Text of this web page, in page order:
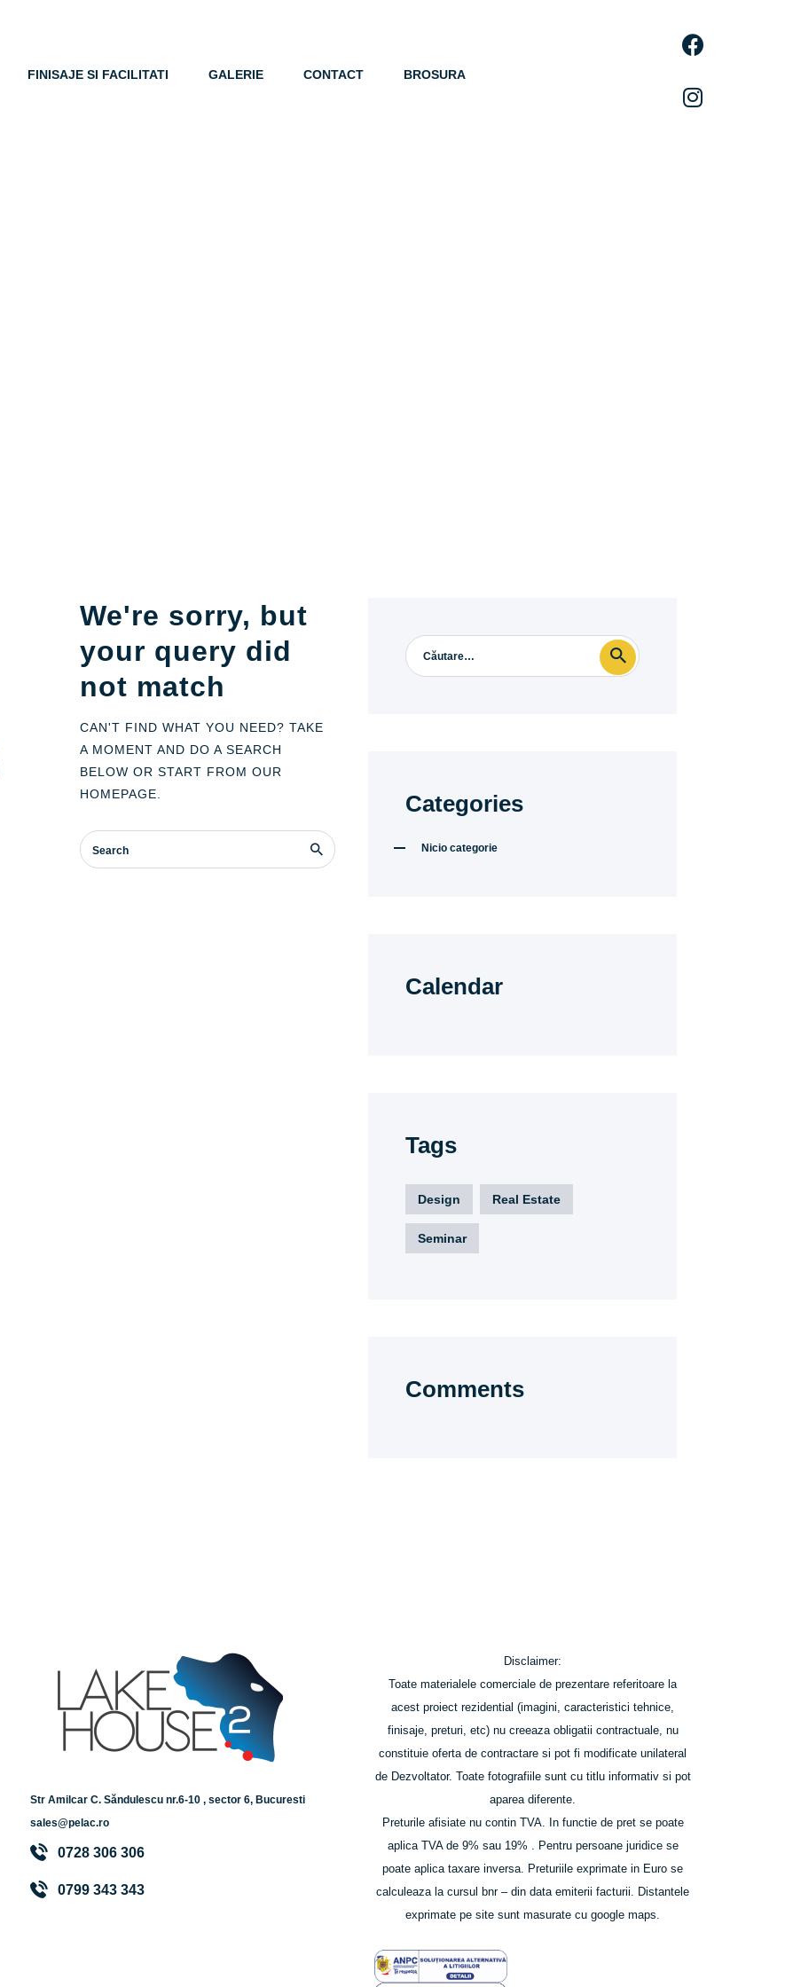
FINISAJE SI FACILITATI GALERIE CONTACT BROSURA
We're sorry, but
your query did
not match
CAN'T FIND WHAT YOU NEED? TAKE
A MOMENT AND DO A SEARCH
BELOW OR START FROMOUR
HOMEPAGE. Categories
Nicio categorie
Calendar
Tags
Design Real Estate
Seminar
Comments
Str Amilcar C. Săndulescu nr.6-10 , sector 6, Bucuresti
sales@pelac.ro
0728 306 306
0799 343 343
Disclaimer:
Toate materialele comerciale de prezentare referitoare la
acest proiect rezidential (imagini, caracteristici tehnice,
finisaje, preturi, etc) nu creeaza obligatii contractuale, nu
constituie oferta de contractare si pot fi modificate unilateral
de Dezvoltator. Toate fotografiile sunt cu titlu informativ si pot
aparea diferente.
Preturile afisiate nu contin TVA. In functie de pret se poate
aplica TVA de 9% sau 19% . Pentru persoane juridice se
poate aplica taxare inversa. Preturiile exprimate in Euro se
calculeaza la cursul bnr – din data emiterii facturii. Distantele
exprimate pe site sunt masurate cu google maps.